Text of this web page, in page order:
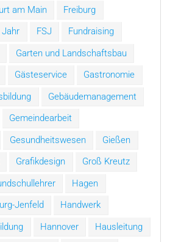
am Main
Freiburg
Jahr
FSJ
Fundraising
Garten und Landschaftsbau
Gästeservice
Gastronomie
Gebäudemanagement
Gemeindearbeit
Gesundheitswesen
Gießen
Grafikdesign
Groß Kreutz
Hagen
Jenfeld
Handwerk
Hannover
Hausleitung